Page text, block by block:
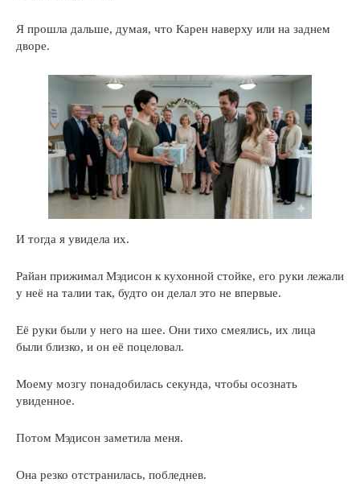
Я прошла дальше, думая, что Карен наверху или на заднем
дворе.
И тогда я увидела их.
Райан прижимал Мэдисон к кухонной стойке, его руки лежали
у неё на талии так, будто он делал это не впервые.
Её руки были у него на шее. Они тихо смеялись, их лица
были близко, и он её поцеловал.
Моему мозгу понадобилась секунда, чтобы осознать
увиденное.
Потом Мэдисон заметила меня.
Она резко отстранилась, побледнев.